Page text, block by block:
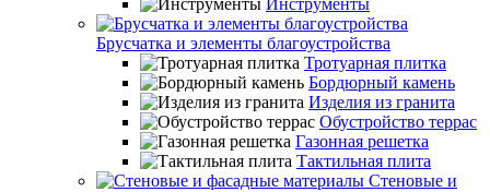
Инструменты
Брусчатка и элементы благоустройства
Тротуарная плитка
Бордюрный камень
Изделия из гранита
Обустройство террас
Газонная решетка
Тактильная плита
Стеновые и